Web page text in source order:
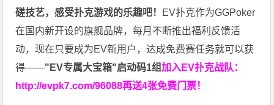
磋技艺，感受扑克游戏的乐趣吧！ EV扑克作为GGPoker
在国内新开设的旗舰品牌，每月不断推出福利反馈活
动，现在只要成为EV新用户，达成免费赛任务就可以获
得——"EV专属大宝箱"启动码1组加入EV扑克战队：
http://evpk7.com/96088再送4张免费门票！